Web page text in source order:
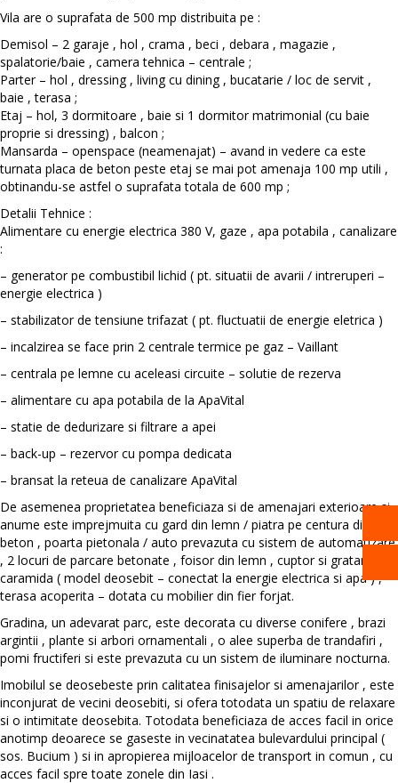
Vila are o suprafata de 500 mp distribuita pe :
Demisol – 2 garaje , hol , crama , beci , debara , magazie ,
spalatorie/baie , camera tehnica – centrale ;
Parter – hol , dressing , living cu dining , bucatarie / loc de servit ,
baie , terasa ;
Etaj – hol, 3 dormitoare , baie si 1 dormitor matrimonial (cu baie
proprie si dressing) , balcon ;
Mansarda – openspace (neamenajat) – avand in vedere ca este
turnata placa de beton peste etaj se mai pot amenaja 100 mp utili ,
obtinandu-se astfel o suprafata totala de 600 mp ;
Detalii Tehnice :
Alimentare cu energie electrica 380 V, gaze , apa potabila , canalizare
:
– generator pe combustibil lichid ( pt. situatii de avarii / intreruperi –
energie electrica )
– stabilizator de tensiune trifazat ( pt. fluctuatii de energie eletrica )
– incalzirea se face prin 2 centrale termice pe gaz – Vaillant
– centrala pe lemne cu aceleasi circuite – solutie de rezerva
– alimentare cu apa potabila de la ApaVital
– statie de dedurizare si filtrare a apei
– back-up – rezervor cu pompa dedicata
– bransat la reteua de canalizare ApaVital
De asemenea proprietatea beneficiaza si de amenajari exterioare si
anume este imprejmuita cu gard din lemn / piatra pe centura din
beton , poarta pietonala / auto prevazuta cu sistem de automatizare
, 2 locuri de parcare betonate , foisor din lemn , cuptor si gratar din
caramida ( model deosebit – conectat la energie electrica si apa ) ,
terasa acoperita – dotata cu mobilier din fier forjat.
Gradina, un adevarat parc, este decorata cu diverse conifere , brazi
argintii , plante si arbori ornamentali , o alee superba de trandafiri ,
pomi fructiferi si este prevazuta cu un sistem de iluminare nocturna.
Imobilul se deosebeste prin calitatea finisajelor si amenajarilor , este
inconjurat de vecini deosebiti, si ofera totodata un spatiu de relaxare
si o intimitate deosebita. Totodata beneficiaza de acces facil in orice
anotimp deoarece se gaseste in vecinatatea bulevardului principal (
sos. Bucium ) si in apropierea mijloacelor de transport in comun , cu
acces facil spre toate zonele din Iasi .